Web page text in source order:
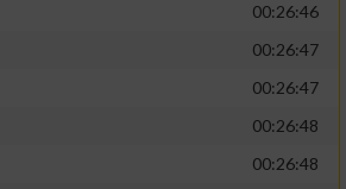
00:26:46
00:26:47
00:26:47
00:26:48
00:26:48